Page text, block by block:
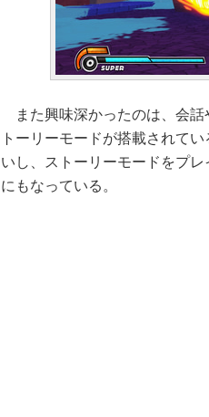
また興味深かったのは、会話
トーリーモードが搭載されて
いし、ストーリーモードをプ
にもなっている。